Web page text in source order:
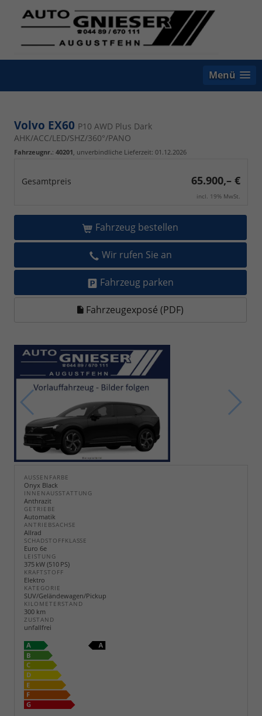
Menü
Volvo EX60 P10 AWD Plus Dark
AHK/ACC/LED/SHZ/360°/PANO
Fahrzeugnr.: 40201, unverbindliche Lieferzeit: 01.12.2026
Gesamtpreis 65.900,– €
incl. 19% MwSt.
Fahrzeug bestellen
Wir rufen Sie an
Fahrzeug parken
Fahrzeugexposé (PDF)
AUSSENFARBE
Onyx Black
INNENAUSSTATTUNG
Anthrazit
GETRIEBE
Automatik
ANTRIEBSACHSE
Allrad
SCHADSTOFFKLASSE
Euro 6e
LEISTUNG
375 kW (510 PS)
KRAFTSTOFF
Elektro
KATEGORIE
SUV/Geländewagen/Pickup
KILOMETERSTAND
300 km
ZUSTAND
unfallfrei